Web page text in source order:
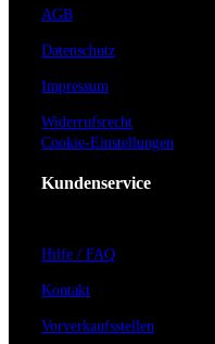
AGB
Datenschutz
Impressum
Widerrufsrecht
Cookie-Einstellungen
Kundenservice
Hilfe / FAQ
Kontakt
Vorverkaufsstellen